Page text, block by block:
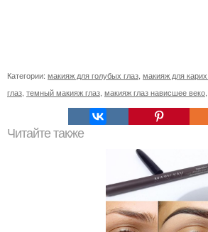
Категории: макияж для голубых глаз, макияж для карих
глаз, темный макияж глаз, макияж глаз нависшее веко,
Читайте также